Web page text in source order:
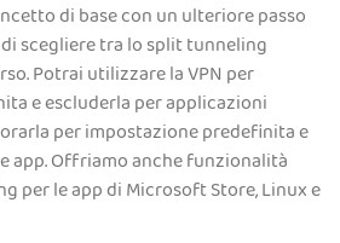
di base con un ulteriore passo
scegliere tra lo split tunneling
Potrai utilizzare la VPN per
e escluderla per applicazioni
per impostazione predefinita e
app. Offriamo anche funzionalità
per le app di Microsoft Store, Linux e